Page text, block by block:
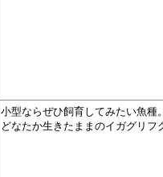
小型ならぜひ飼育してみたい魚種
どなたか生きたままのイガグリ